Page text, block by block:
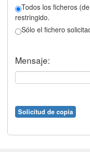
Todos los ficheros
restringido.
Sólo el fichero
Mensaje: